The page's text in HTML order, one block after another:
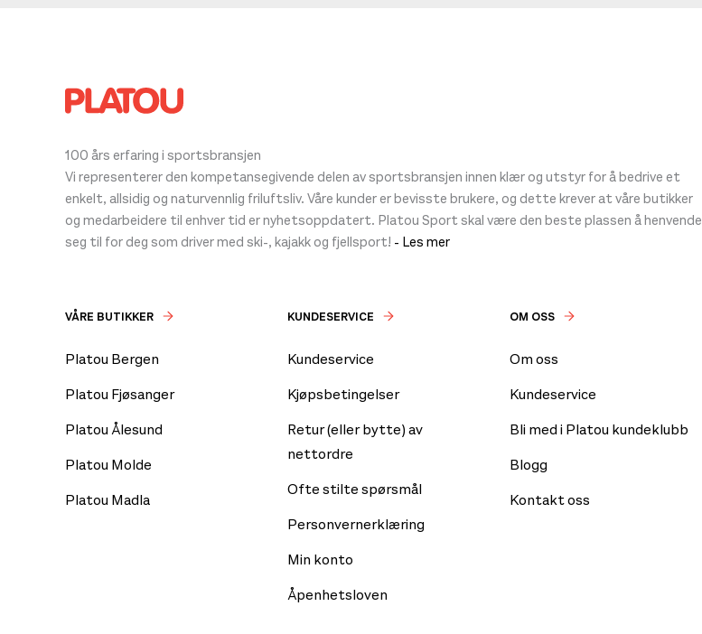
100 års erfaring i sportsbransjen
Vi representerer den kompetansegivende delen av sportsbransjen innen klær og utstyr for å bedrive et
enkelt, allsidig og naturvennlig friluftsliv. Våre kunder er bevisste brukere, og dette krever at våre butikker
og medarbeidere til enhver tid er nyhetsoppdatert. Platou Sport skal være den beste plassen å henvende
seg til for deg som driver med ski-, kajakk og fjellsport! - Les mer
VÅRE BUTIKKER
Platou Bergen
Platou Fjøsanger
Platou Ålesund
Platou Molde
Platou Madla
KUNDESERVICE
Kundeservice
Kjøpsbetingelser
Retur (eller bytte) av
nettordre
Ofte stilte spørsmål
Personvernerklæring
Min konto
Åpenhetsloven
OM OSS
Om oss
Kundeservice
Bli med i Platou kundeklubb
Blogg
Kontakt oss